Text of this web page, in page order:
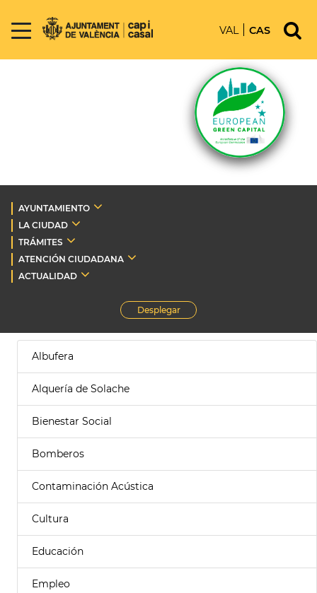
VAL CAS
AYUNTAMIENTO
LA CIUDAD
TRÁMITES
ATENCIÓN CIUDADANA
ACTUALIDAD
Desplegar
Albufera
Alquería de Solache
Bienestar Social
Bomberos
Contaminación Acústica
Cultura
Educación
Empleo